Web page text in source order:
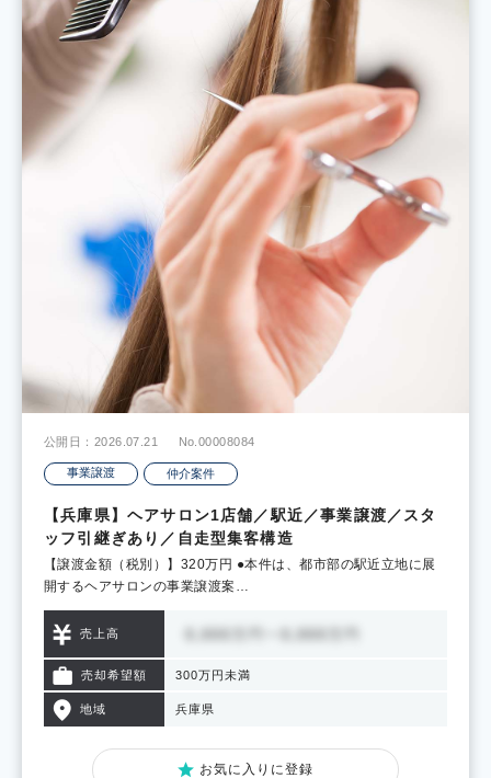
公開日：2026.07.21 No.00008084
事業譲渡 仲介案件
【兵庫県】ヘアサロン1店舗／駅近／事業譲渡／スタ
ッフ引継ぎあり／自走型集客構造
【譲渡金額（税別）】320万円 ●本件は、都市部の駅近立地に展
開するヘアサロンの事業譲渡案…
売上高
売却希望額 300万円未満
地域 兵庫県
お気に入りに登録